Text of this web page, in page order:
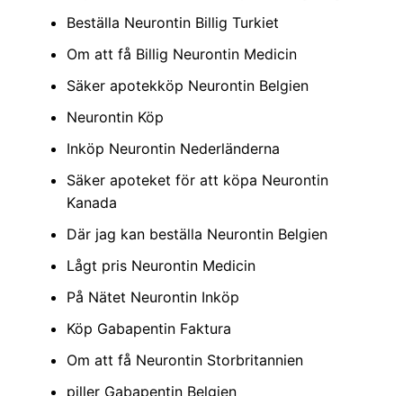
Beställa Neurontin Billig Turkiet
Om att få Billig Neurontin Medicin
Säker apotekköp Neurontin Belgien
Neurontin Köp
Inköp Neurontin Nederländerna
Säker apoteket för att köpa Neurontin
Kanada
Där jag kan beställa Neurontin Belgien
Lågt pris Neurontin Medicin
På Nätet Neurontin Inköp
Köp Gabapentin Faktura
Om att få Neurontin Storbritannien
piller Gabapentin Belgien